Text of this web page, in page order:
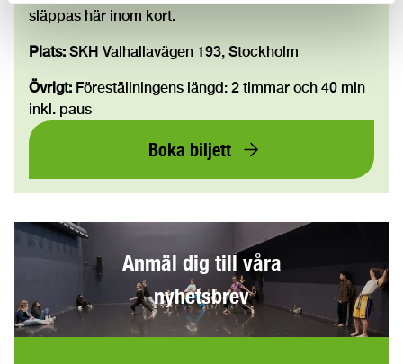
släppas här inom kort.
Plats: SKH Valhallavägen 193, Stockholm
Övrigt: Föreställningens längd: 2 timmar och 40 min
inkl. paus
Boka biljett
Anmäl dig till våra
nyhetsbrev